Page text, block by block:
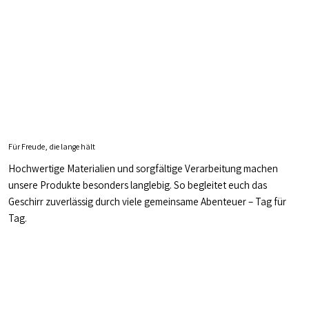
Für Freude, die lange hält
Hochwertige Materialien und sorgfältige Verarbeitung machen
unsere Produkte besonders langlebig. So begleitet euch das
Geschirr zuverlässig durch viele gemeinsame Abenteuer – Tag für
Tag.